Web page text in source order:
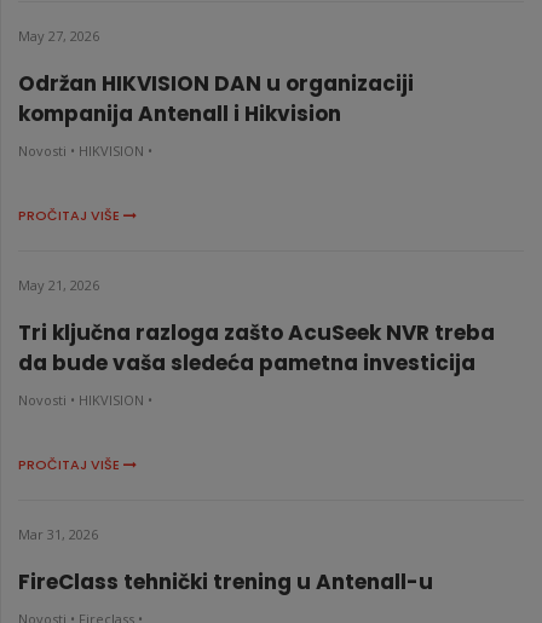
May 27, 2026
Održan HIKVISION DAN u organizaciji
kompanija Antenall i Hikvision
Novosti • HIKVISION •
PROČITAJ VIŠE
May 21, 2026
Tri ključna razloga zašto AcuSeek NVR treba
da bude vaša sledeća pametna investicija
Novosti • HIKVISION •
PROČITAJ VIŠE
Mar 31, 2026
FireClass tehnički trening u Antenall-u
Novosti • Fireclass •